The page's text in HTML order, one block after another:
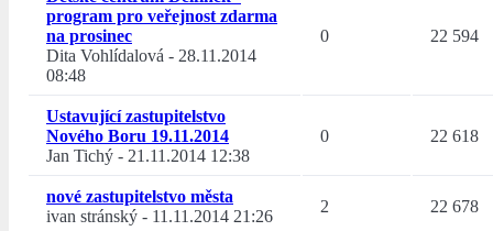
program pro veřejnost zdarma
na prosinec
Dita Vohlídalová - 28.11.2014
08:48
0 22 594
Ustavující zastupitelstvo
Nového Boru 19.11.2014
Jan Tichý - 21.11.2014 12:38
0 22 618
nové zastupitelstvo města
ivan stránský - 11.11.2014 21:26
2 22 678